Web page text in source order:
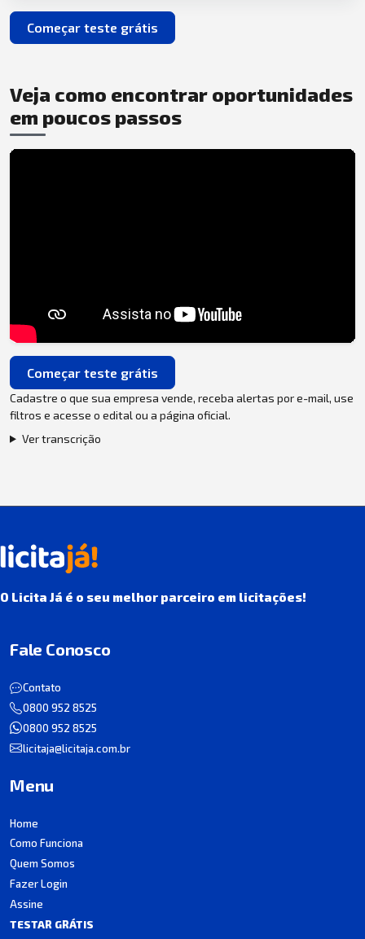
Começar teste grátis
Veja como encontrar oportunidades
em poucos passos
Começar teste grátis
Cadastre o que sua empresa vende, receba alertas por e-mail, use
filtros e acesse o edital ou a página oficial.
Ver transcrição
O Licita Já é o seu melhor parceiro em licitações!
Fale Conosco
Contato
0800 952 8525
0800 952 8525
licitaja@licitaja.com.br
Menu
Home
Como Funciona
Quem Somos
Fazer Login
Assine
TESTAR GRÁTIS